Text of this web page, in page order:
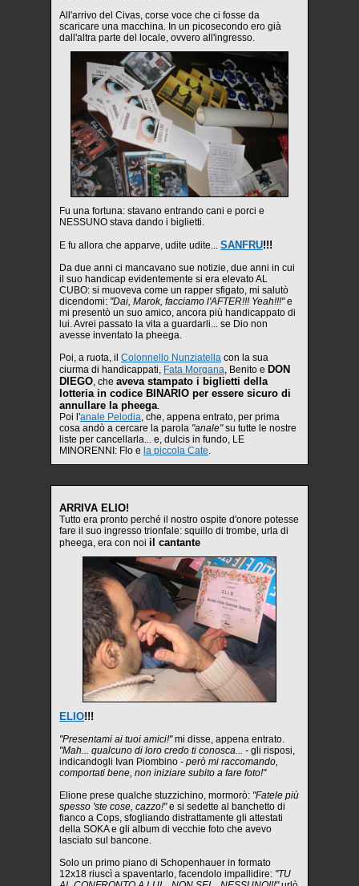
All'arrivo del Civas, corse voce che ci fosse da
scaricare una macchina. In un picosecondo ero già
dall'altra parte del locale, ovvero all'ingresso.
Fu una fortuna: stavano entrando cani e porci e
NESSUNO stava dando i biglietti.
E fu allora che apparve, udite udite... SANFRU!!!
Da due anni ci mancavano sue notizie, due anni in cui
il suo handicap evidentemente si era elevato AL
CUBO: si muoveva come un rapper sfigato, mi salutò
dicendomi: "Dai, Marok, facciamo l'AFTER!!! Yeah!!!"e
mi presentò un suo amico, ancora più handicappato di
lui. Avrei passato la vita a guardarli... se Dio non
avesse inventato la pheega.
Poi, a ruota, il Colonnello Nunziatella con la sua
ciurma di handicappati, Fata Morgana, Benito e DON
DIEGO, che aveva stampato i biglietti della
lotteria in codice BINARIO per essere sicuro di
annullare la pheega.
Poi l'anale Pelodia, che, appena entrato, per prima
cosa andò a cercare la parola "anale"su tutte le nostre
liste per cancellarla... e, dulcis in fundo, LE
MINORENNI: Flo e la piccola Cate.
ARRIVA ELIO!
Tutto era pronto perché il nostro ospite d'onore potesse
fare il suo ingresso trionfale: squillo di trombe, urla di
pheega, era con noi il cantante
ELIO!!!
"Presentami ai tuoi amici!"mi disse, appena entrato.
"Mah... qualcuno di loro credo ti conosca... - gli risposi,
indicandogli Ivan Piombino - però mi raccomando,
comportati bene, non iniziare subito a fare foto!"
Elione prese qualche stuzzichino, mormorò: "Fatele più
spesso 'ste cose, cazzo!"e si sedette al banchetto di
fianco a Cops, sfogliando distrattamente gli attestati
della SOKA e gli album di vecchie foto che avevo
lasciato sul bancone.
Solo un primo piano di Schopenhauer in formato
12x18 riuscì a spaventarlo, facendolo impallidire: "TU